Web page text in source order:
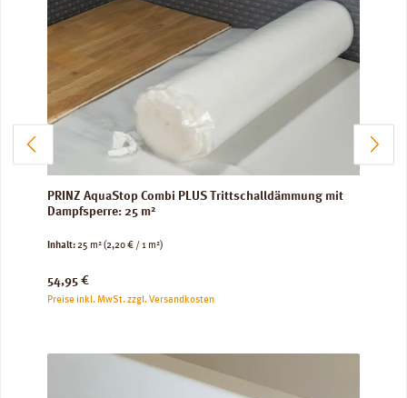
PRINZ AquaStop Combi PLUS Trittschalldämmung mit
Dampfsperre: 25 m²
Inhalt:25 m²(2,20 € / 1 m²)
Regulärer Preis:
54,95 €
Preise inkl. MwSt. zzgl. Versandkosten